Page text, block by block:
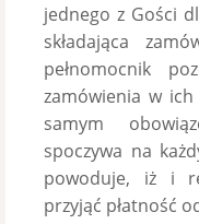
jednego z Gości
składająca
pełnomocnik
zamówienia w
samym
spoczywa na
powoduje, iż i
przyjąć płatność